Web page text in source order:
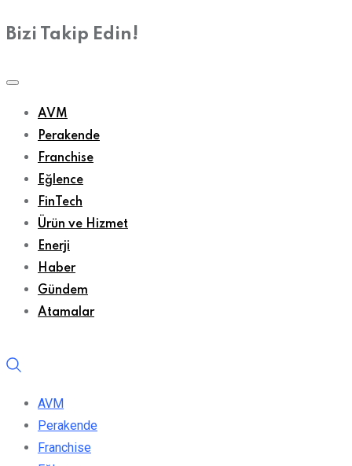
Bizi Takip Edin!
AVM
Perakende
Franchise
Eğlence
FinTech
Ürün ve Hizmet
Enerji
Haber
Gündem
Atamalar
AVM
Perakende
Franchise